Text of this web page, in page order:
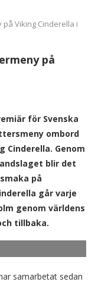
Viking Cinderella i
på
för Svenska
ombord
Cinderella. Genom
blir det
på
går varje
genom världens
tillbaka.
samarbetat sedan